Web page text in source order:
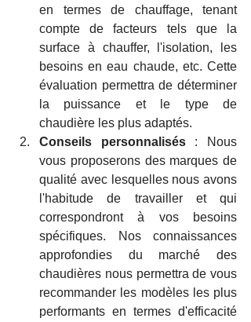
en termes de chauffage, tenant
compte de facteurs tels que la
surface à chauffer, l'isolation, les
besoins en eau chaude, etc. Cette
évaluation permettra de déterminer
la puissance et le type de
chaudière les plus adaptés.
Conseils personnalisés : Nous
vous proposerons des marques de
qualité avec lesquelles nous avons
l'habitude de travailler et qui
correspondront à vos besoins
spécifiques. Nos connaissances
approfondies du marché des
chaudières nous permettra de vous
recommander les modèles les plus
performants en termes d'efficacité